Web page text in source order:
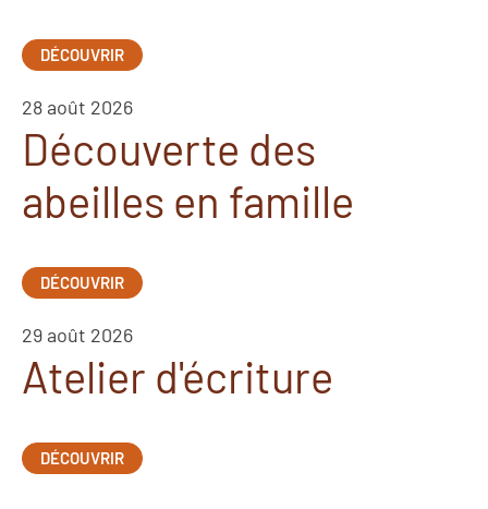
DÉCOUVRIR
28 août 2026
Découverte des
abeilles en famille
DÉCOUVRIR
29 août 2026
Atelier d'écriture
DÉCOUVRIR